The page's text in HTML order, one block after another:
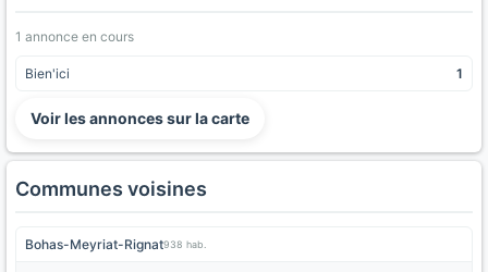
1 annonce en cours
Bien'ici 1
Voir les annonces sur la carte
Communes voisines
Bohas-Meyriat-Rignat938 hab.